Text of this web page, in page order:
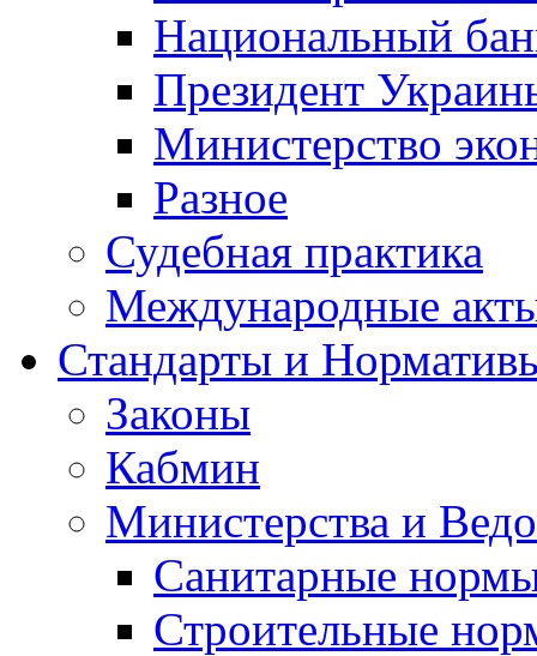
Национальный
Президент
Министерство
Разное
Судебная практика
Международные
Стандарты и
Законы
Кабмин
Министерства и
Санитарные
Строительные